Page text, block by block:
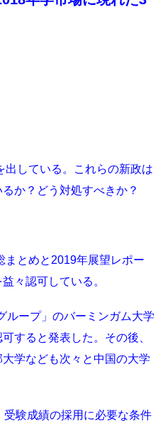
出している。これらの新政は
か？どう対処すべきか？
まとめと2019年展望レポー
々認可している。
ループ」のバーミンガム大学
すると発表した。その後、
学なども次々と中国の大学
験成績の採用に必要な条件